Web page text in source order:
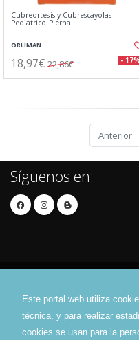
Este portal web utiliza
técnica, y para realizar
cookies se usan para la
Cubreortesis y Cubrescayolas
Pediatrico Pierna L
ORLIMAN
18,97€ 22,86€ - 17%
Anterior
Síguenos en: